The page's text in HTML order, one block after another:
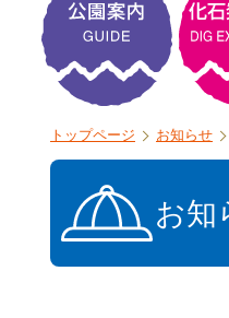
トップページ お知らせ
お知